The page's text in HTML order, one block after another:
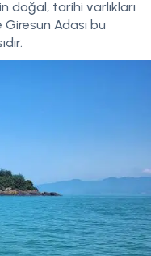
doğal, tarihi varlıkları
Adası bu